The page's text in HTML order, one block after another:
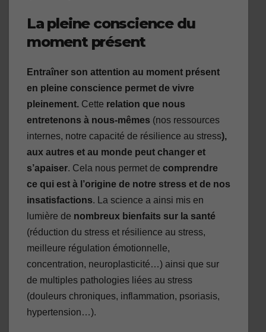
La pleine conscience du
moment présent
Entraîner son attention au moment présent
en pleine conscience permet de vivre
pleinement. Cette relation que nous
entretenons à nous-mêmes (nos ressources
internes, notre capacité de résilience au stress),
aux autres et au monde peut changer et
s’apaiser. Cela nous permet de comprendre
ce qui est à l’origine de notre stress et de nos
insatisfactions. La science a ainsi mis en
lumière de nombreux bienfaits sur la santé
(réduction du stress et résilience au stress,
meilleure régulation émotionnelle,
concentration, neuroplasticité…) ainsi que sur
de multiples pathologies liées au stress
(douleurs chroniques, inflammation, psoriasis,
hypertension…).